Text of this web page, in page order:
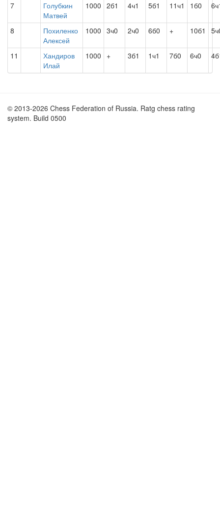
7
Голубкин
Матвей
1000 2б1 4ч1 5б1 11ч1 1б0
8
Похиленко
Алексей
1000 3ч0 2ч0 6б0 + 10б1
11
Хандиров
Илай
1000 + 3б1 1ч1 7б0 6ч0
© 2013-2026 Chess Federation of Russia. Ratg chess rating
system. Build 0500